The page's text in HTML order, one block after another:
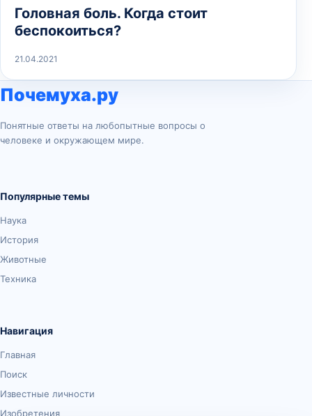
Головная боль. Когда стоит
беспокоиться?
21.04.2021
Почемуха.ру
Понятные ответы на любопытные вопросы о
человеке и окружающем мире.
Популярные темы
Наука
История
Животные
Техника
Навигация
Главная
Поиск
Известные личности
Изобретения